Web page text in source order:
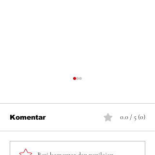
Komentar 0.0 / 5 (0)